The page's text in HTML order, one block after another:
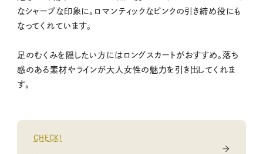
なシャープな印象に。ロマンティックなピンクの引き締め役にも
なってくれています。
足のむくみを隠したい方にはロングスカートがおすすめ。落ち
感のある素材やラインが大人女性の魅力を引き出してくれま
す。
CHECK!